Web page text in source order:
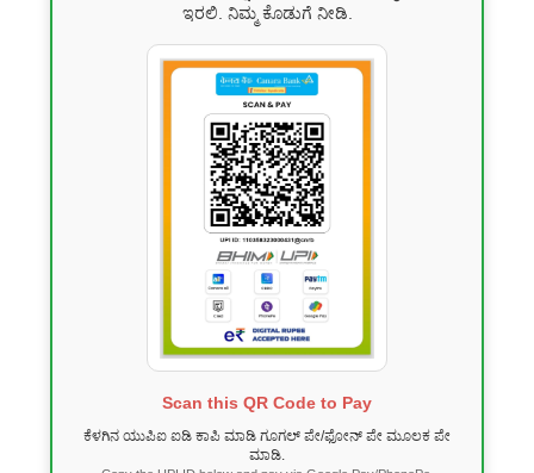
ಇರಲಿ. ನಿಮ್ಮ ಕೊಡುಗೆ ನೀಡಿ.
Scan this QR Code to Pay
ಕೆಳಗಿನ ಯುಪಿಐ ಐಡಿ ಕಾಪಿ ಮಾಡಿ ಗೂಗಲ್ ಪೇ/ಫೋನ್ ಪೇ ಮೂಲಕ ಪೇ
ಮಾಡಿ.